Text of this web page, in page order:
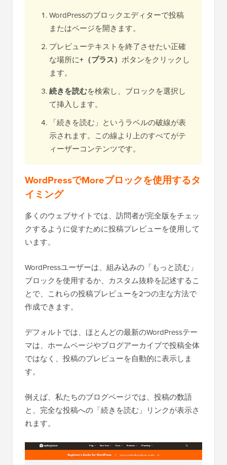
WordPressのブロックエディターで投稿
またはページを開きます。
プレビューテキストを終了させたい正確
な場所に+（プラス） ボタンをクリックし
ます。
続きを読むを検索し、ブロックを選択し
て挿入します。
「続きを読む」というラベルの破線が表
示されます。この線より上のすべてがテ
ィーザーコンテンツです。
WordPressでMoreブロックを使用するタ
イミング
多くのウェブサイトでは、訪問者が完全版をチェッ
クするように促すために投稿プレビューを使用して
います。
WordPressユーザーは、組み込みの「もっと読む」
ブロックを使用するか、カスタム抜粋を記述するこ
とで、これらの投稿プレビューを2つの主な方法で
作成できます。
デフォルトでは、ほとんどの最新のWordPressテー
マは、ホームページやブログアーカイブで投稿全体
ではなく、投稿のプレビューを自動的に表示しま
す。
例えば、私たちのブログページでは、投稿の数語
と、完全な投稿への「続きを読む」リンクが表示さ
れます。